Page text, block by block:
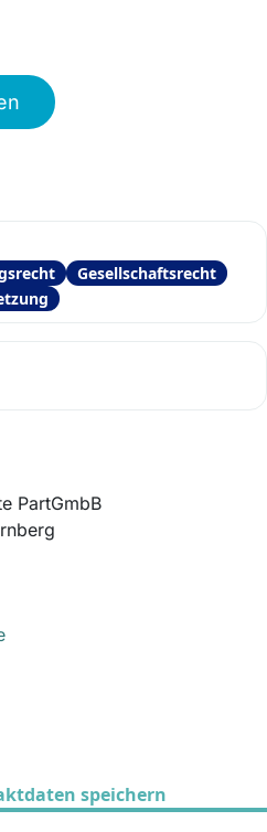
PartGmbB
Gesellschaftsrecht
speichern